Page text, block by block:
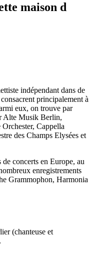
maison d
indépendant dans de
principalement à
eux, on trouve par
Alte Musik Berlin,
Cappella
des Champs Elysées et
concerts en Europe, au
enregistrements
Grammophon, Harmonia
(chanteuse et
.